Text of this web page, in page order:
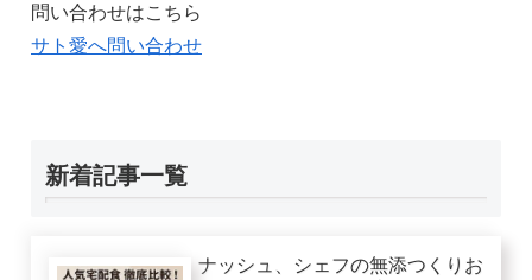
問い合わせはこちら
サト愛へ問い合わせ
新着記事一覧
ナッシュ、シェフの無添つくりお